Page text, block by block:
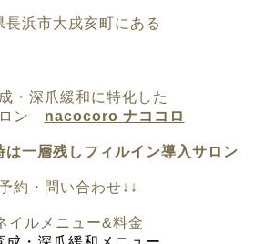
長浜市大戌亥町にある
・深爪緩和に特化した
ロン nacocoro ナココロ
は一層残しフィルイン導入サロン
約・問い合わせ↓↓
イルメニュー&料金